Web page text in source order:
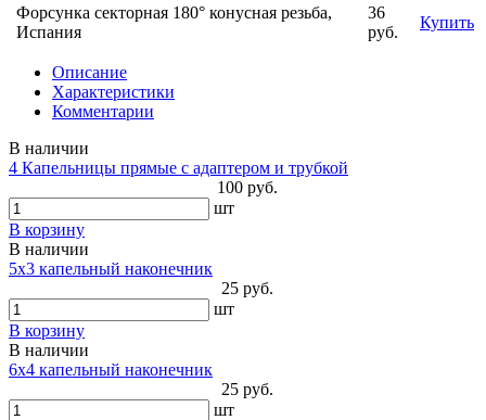
Форсунка секторная 180° конусная резьба,
Испания
36
руб.
Купить
Описание
Характеристики
Комментарии
В наличии
4 Капельницы прямые с адаптером и трубкой
100 руб.
шт
В корзину
В наличии
5х3 капельный наконечник
25 руб.
шт
В корзину
В наличии
6х4 капельный наконечник
25 руб.
шт